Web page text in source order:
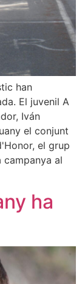
han
El juvenil A
Iván
el conjunt
el grup
campanya al
ha